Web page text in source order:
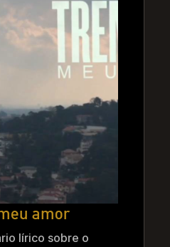
amor
lírico sobre o